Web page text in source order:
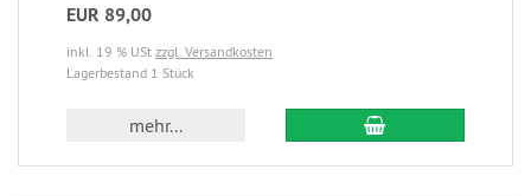
EUR 89,00
inkl. 19 % USt zzgl. Versandkosten
Lagerbestand 1 Stück
mehr...